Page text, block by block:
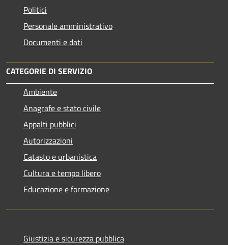
Politici
Personale amministrativo
Documenti e dati
CATEGORIE DI SERVIZIO
Ambiente
Anagrafe e stato civile
Appalti pubblici
Autorizzazioni
Catasto e urbanistica
Cultura e tempo libero
Educazione e formazione
Giustizia e sicurezza pubblica